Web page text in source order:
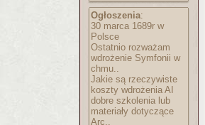
Ogłoszenia:
30 marca 1689r w
Polsce
Ostatnio rozważam
wdrożenie Symfonii w
chmu..
Jakie są rzeczywiste
koszty wdrożenia AI
dobre szkolenia lub
materiały dotyczące
Arc..